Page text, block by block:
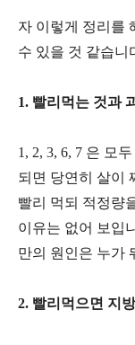
자 이렇게 정리를
수 있을 것 같습니
1. 빨리먹는 것과
1, 2, 3, 6, 7 은 모
되면 당연히 살이
빨리 먹되 적정량
이유는 없어 보입
만의 원인은 누가
2. 빨리먹으면 지